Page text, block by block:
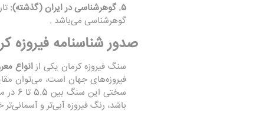
۵. گوهرشناسی در ایران (گذشته):
گوهرشناسی می‌باشد .
صدور شناسنامه فیروزه
سنگ فیروزه کرمان یکی ازانواع
فیروزه‌های جهان است، می‌توان
باشد، رنگ فیروزه آبی‌تر و آسمانی‌تر